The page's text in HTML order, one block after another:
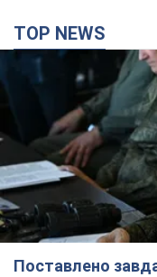
TOP NEWS
Поставлено